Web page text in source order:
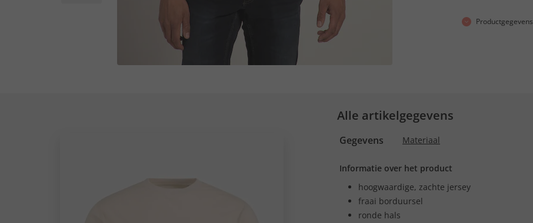
Productgegevens
Alle artikelgegevens
Gegevens Materiaal
Informatie over het product
hoogwaardige, zachte jersey
fraai borduursel
ronde hals